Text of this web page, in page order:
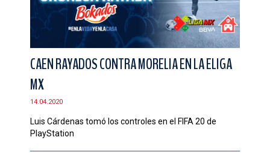
CAEN RAYADOS CONTRA MORELIA EN LA ELIGA
MX
14.04.2020
Luis Cárdenas tomó los controles en el FIFA 20 de
PlayStation